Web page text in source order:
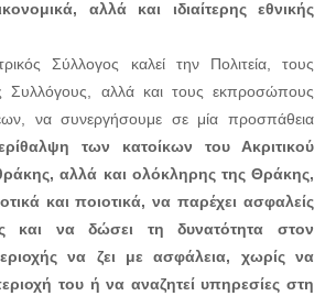
αλλά και ιδιαίτερης εθνικής
Σύλλογος καλεί την Πολιτεία, τους
Συλλόγους, αλλά και τους εκπροσώπους
να συνεργήσουμε σε μία προσπάθεια
των κατοίκων του Ακριτικού
αλλά και ολόκληρης της Θράκης,
και ποιοτικά, να παρέχει ασφαλείς
και να δώσει τη δυνατότητα στον
να ζει με ασφάλεια, χωρίς να
του ή να αναζητεί υπηρεσίες στη